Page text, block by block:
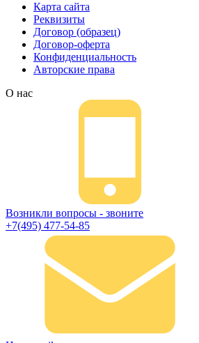
Карта сайта
Реквизиты
Договор (образец)
Договор-оферта
Конфиденциальность
Авторские права
О нас
Возникли вопросы - звоните
+7(495) 477-54-85